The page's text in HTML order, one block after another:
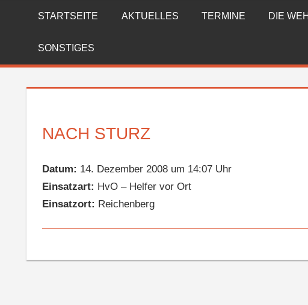
FREIWILLIGE
FEUERWEHR
REICHENBERG
STARTSEITE AKTUELLES TERMINE DIE
SONSTIGES
NACH STURZ
Datum: 14. Dezember 2008 um 14:07 Uhr
Einsatzart: HvO – Helfer vor Ort
Einsatzort: Reichenberg